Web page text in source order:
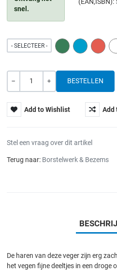
snel.
(EAN,ISBN):
- SELECTEER - GREEN BLUE RED
Hoeveelheid
Add to Wishlist Add
Stel een vraag over dit artikel
Terug naar: Borstelwerk & Bezems
De haren van deze veger zijn erg
het vegen fijne deeltjes in een droge